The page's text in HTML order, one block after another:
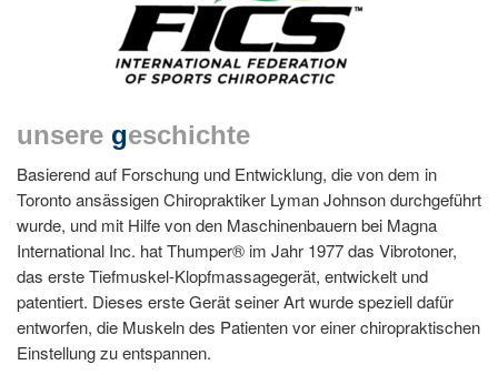
unsere geschichte
Basierend auf Forschung und Entwicklung, die von dem in
Toronto ansässigen Chiropraktiker Lyman Johnson durchgeführt
wurde, und mit Hilfe von den Maschinenbauern bei Magna
International Inc. hat Thumper® im Jahr 1977 das Vibrotoner,
das erste Tiefmuskel-Klopfmassagegerät, entwickelt und
patentiert. Dieses erste Gerät seiner Art wurde speziell dafür
entworfen, die Muskeln des Patienten vor einer chiropraktischen
Einstellung zu entspannen.